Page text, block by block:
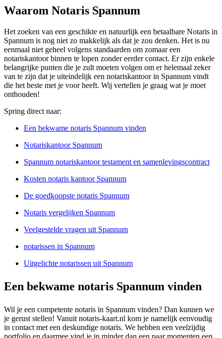
Waarom Notaris Spannum
Het zoeken van een geschikte en natuurlijk een betaalbare Notaris in
Spannum is nog niet zo makkelijk als dat je zou denken. Het is nu
eenmaal niet geheel volgens standaarden om zomaar een
notariskantoor binnen te lopen zonder eerder contact. Er zijn enkele
belangrijke punten die je zult moeten volgen om er helemaal zeker
van te zijn dat je uiteindelijk een notariskantoor in Spannum vindt
die het beste met je voor heeft. Wij vertellen je graag wat je moet
onthouden!
Spring direct naar:
Een bekwame notaris Spannum vinden
Notariskantoor Spannum
Spannum notariskantoor testament en samenlevingscontract
Kosten notaris kantoor Spannum
De goedkoopste notaris Spannum
Notaris vergelijken Spannum
Veelgestelde vragen uit Spannum
notarissen in Spannum
Uitgelichte notarissen uit Spannum
Een bekwame notaris Spannum vinden
Wil je een competente notaris in Spannum vinden? Dan kunnen we
je gerust stellen! Vanuit notaris-kaart.nl kom je namelijk eenvoudig
in contact met een deskundige notaris. We hebben een veelzijdig
portfolio en daarmee vind je in minder dan een paar momenten een